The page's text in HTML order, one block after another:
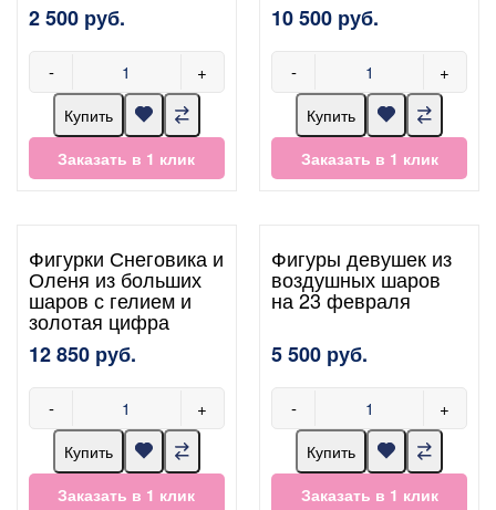
2 500 руб.
- +
Купить
Заказать в 1 клик
10 500 руб.
- +
Купить
Заказать в 1 клик
Фигурки Снеговика и
Оленя из больших
шаров с гелием и
золотая цифра
12 850 руб.
- +
Купить
Заказать в 1 клик
Фигуры девушек из
воздушных шаров
на 23 февраля
5 500 руб.
- +
Купить
Заказать в 1 клик